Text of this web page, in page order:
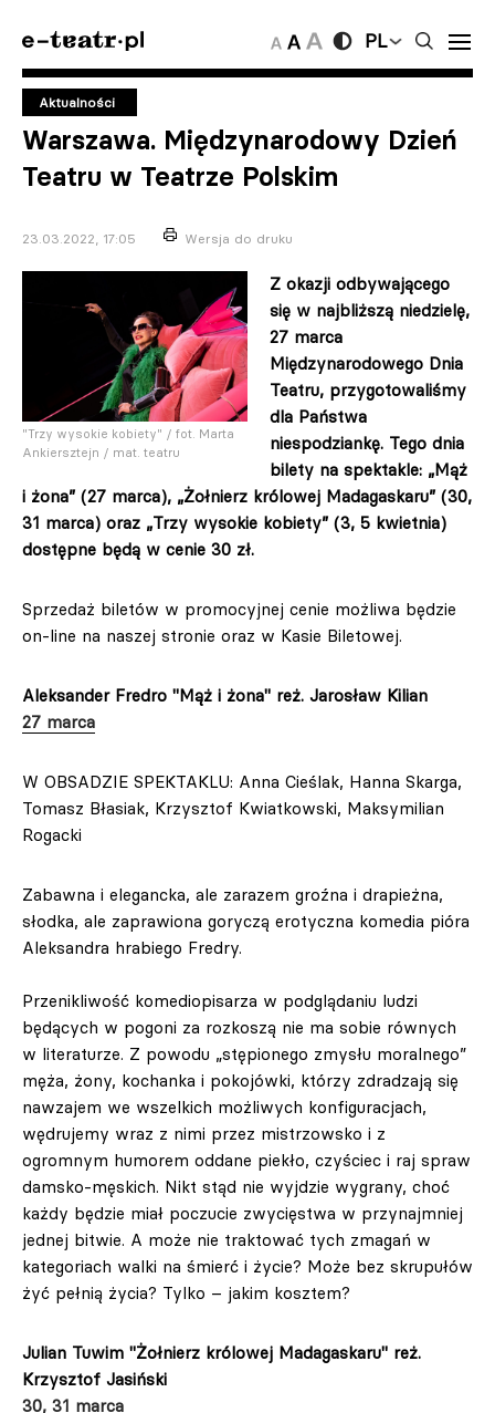
PL
Aktualności
Warszawa. Międzynarodowy Dzień
Teatru w Teatrze Polskim
23.03.2022, 17:05 Wersja do druku
"Trzy wysokie kobiety" / fot. Marta
Ankiersztejn / mat. teatru
Z okazji odbywającego
się w najbliższą niedzielę,
27 marca
Międzynarodowego Dnia
Teatru, przygotowaliśmy
dla Państwa
niespodziankę. Tego dnia
bilety na spektakle: „Mąż
i żona” (27 marca), „Żołnierz królowej Madagaskaru” (30,
31 marca) oraz „Trzy wysokie kobiety” (3, 5 kwietnia)
dostępne będą w cenie 30 zł.
Sprzedaż biletów w promocyjnej cenie możliwa będzie
on-line na naszej stronie oraz w Kasie Biletowej.
Aleksander Fredro "Mąż i żona" reż. Jarosław Kilian
27 marca
W OBSADZIE SPEKTAKLU: Anna Cieślak, Hanna Skarga,
Tomasz Błasiak, Krzysztof Kwiatkowski, Maksymilian
Rogacki
Zabawna i elegancka, ale zarazem groźna i drapieżna,
słodka, ale zaprawiona goryczą erotyczna komedia pióra
Aleksandra hrabiego Fredry.
Przenikliwość komediopisarza w podglądaniu ludzi
będących w pogoni za rozkoszą nie ma sobie równych
w literaturze. Z powodu „stępionego zmysłu moralnego”
męża, żony, kochanka i pokojówki, którzy zdradzają się
nawzajem we wszelkich możliwych konfiguracjach,
wędrujemy wraz z nimi przez mistrzowsko i z
ogromnym humorem oddane piekło, czyściec i raj spraw
damsko-męskich. Nikt stąd nie wyjdzie wygrany, choć
każdy będzie miał poczucie zwycięstwa w przynajmniej
jednej bitwie. A może nie traktować tych zmagań w
kategoriach walki na śmierć i życie? Może bez skrupułów
żyć pełnią życia? Tylko – jakim kosztem?
Julian Tuwim "Żołnierz królowej Madagaskaru" reż.
Krzysztof Jasiński
30, 31 marca